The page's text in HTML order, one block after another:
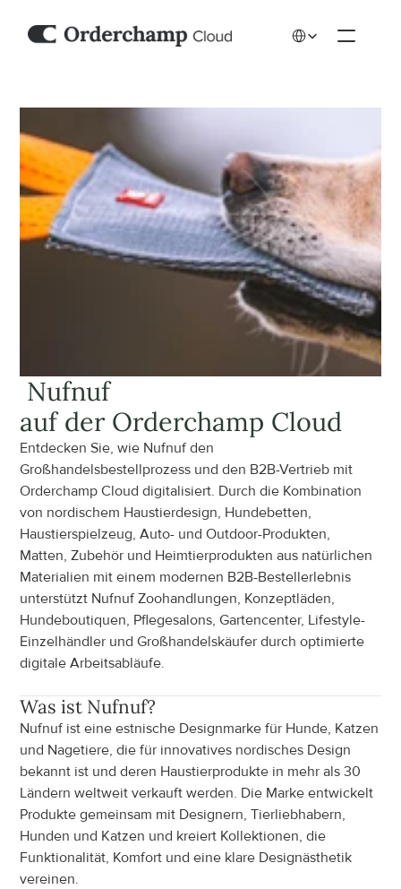
Nufnuf
auf der Orderchamp Cloud
Entdecken Sie, wie Nufnuf den
Großhandelsbestellprozess und den B2B-Vertrieb mit
Orderchamp Cloud digitalisiert. Durch die Kombination
von nordischem Haustierdesign, Hundebetten,
Haustierspielzeug, Auto- und Outdoor-Produkten,
Matten, Zubehör und Heimtierprodukten aus natürlichen
Materialien mit einem modernen B2B-Bestellerlebnis
unterstützt Nufnuf Zoohandlungen, Konzeptläden,
Hundeboutiquen, Pflegesalons, Gartencenter, Lifestyle-
Einzelhändler und Großhandelskäufer durch optimierte
digitale Arbeitsabläufe.
Was ist Nufnuf?
Nufnuf ist eine estnische Designmarke für Hunde, Katzen
und Nagetiere, die für innovatives nordisches Design
bekannt ist und deren Haustierprodukte in mehr als 30
Ländern weltweit verkauft werden. Die Marke entwickelt
Produkte gemeinsam mit Designern, Tierliebhabern,
Hunden und Katzen und kreiert Kollektionen, die
Funktionalität, Komfort und eine klare Designästhetik
vereinen.